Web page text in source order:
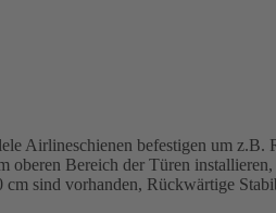
Airlineschienen befestigen um z.B.
oberen Bereich der Türen
sind vorhanden, Rückwärtige